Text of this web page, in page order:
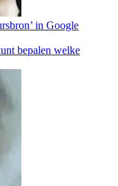
in Google
bepalen welke